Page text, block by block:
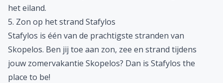
het eiland.
5. Zon op het strand Stafylos
Stafylos is één van de prachtigste stranden van
Skopelos. Ben jij toe aan zon, zee en strand tijdens
jouw zomervakantie Skopelos? Dan is Stafylos the
place to be!